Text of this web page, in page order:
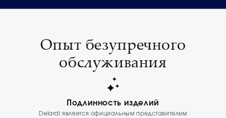
Опыт безупречного
обслуживания
Подлинность изделий
Delardi является официальным представителем